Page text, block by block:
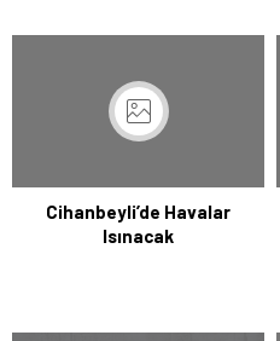
Cihanbeyli’de Havalar
Isınacak